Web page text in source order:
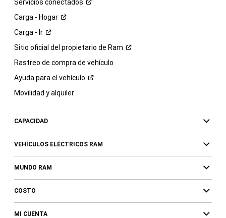
Servicios conectados
Carga - Hogar
Carga - Ir
Sitio oficial del propietario de Ram
Rastreo de compra de vehículo
Ayuda para el vehículo
Movilidad y alquiler
CAPACIDAD
VEHÍCULOS ELÉCTRICOS RAM
MUNDO RAM
COSTO
MI CUENTA